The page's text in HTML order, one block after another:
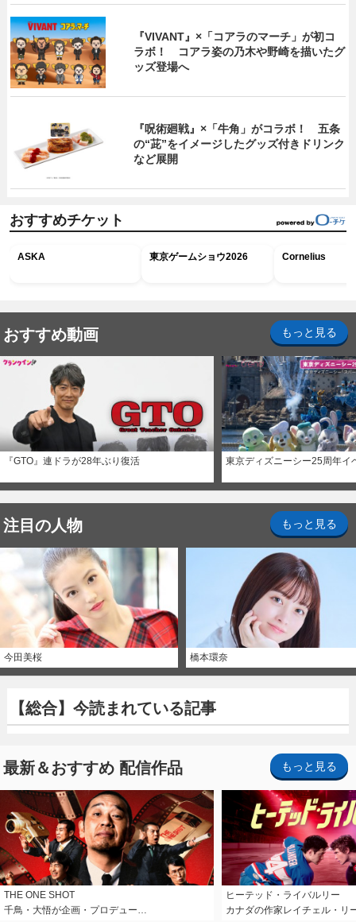
『VIVANT』×「コアラのマーチ」が初コ
ラボ！ コアラ姿の乃木や野崎を描いたグ
ッズ登場へ
『呪術廻戦』×「牛角」がコラボ！ 五条
の“茈”をイメージしたグッズ付きドリンク
など展開
おすすめチケット
ASKA 東京ゲームショウ2026 Cornelius
おすすめ動画 もっと見る
『GTO』連ドラが28年ぶり復活 東京ディズニーシー25周年イ
注目の人物 もっと見る
今田美桜 橋本環奈
【総合】今読まれている記事
最新＆おすすめ 配信作品 もっと見る
THE ONE SHOT
千鳥・大悟が企画・プロデュー…
ヒーテッド・ライバルリー
カナダの作家レイチェル・リ